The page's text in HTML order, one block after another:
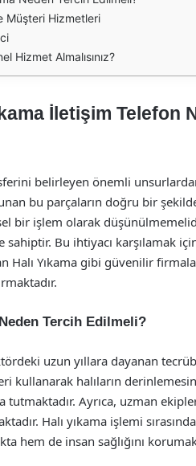
Müşteri Hizmetleri
Hizmet Almalısınız?
İletişim Telefon
belirleyen önemli
bu parçaların doğru bir
bir işlem olarak
sahiptir. Bu ihtiyacı karşılamak
Halı Yıkama gibi güvenilir
Tercih Edilmeli?
uzun yıllara dayanan
kullanarak halıların
Ayrıca, uzman
Halı yıkama işlemi
hem de insan sağlığını